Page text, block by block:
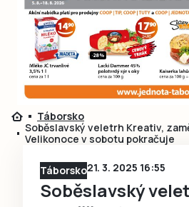
Přihlásit
Přihlásit se přes
Ještě nemám účet, chci
Táborsko
Soběslavský veletrh Kreativ,
Velikonoce v sobotu pokračuje
Táborsko21. 3. 2025 16:55
Soběslavský